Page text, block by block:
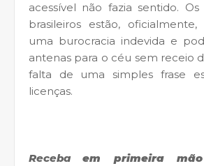
acessível não fazia sentido. Os
brasileiros estão,
uma burocracia indevida e
antenas para o céu sem receio
falta de uma simples frase
licenças.
Recebaem primeira mão